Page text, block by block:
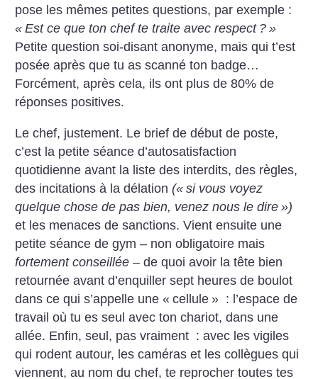
pose les mêmes petites questions, par exemple :
« Est ce que ton chef te traite avec respect ? »
Petite question soi-­disant anonyme, mais qui t’est
posée après que tu as scanné ton badge…
Forcément, après cela, ils ont plus de 80% de
réponses positives.
Le chef, justement. Le brief de début de poste,
c’est la petite séance d’autosatisfaction
quotidienne avant la liste des interdits, des règles,
des incitations à la délation(« si vous voyez
quelque chose de pas bien, venez nous le dire »)
et les menaces de sanctions. Vient ensuite une
petite séance de gym – non obligatoire mais
fortement conseillée – de quoi avoir la tête bien
retournée avant d’enquiller sept heures de boulot
dans ce qui s’appelle une « cellule » : l’espace de
travail où tu es seul avec ton chariot, dans une
allée. Enfin, seul, pas vraiment : avec les vigiles
qui rodent autour, les caméras et les collègues qui
viennent, au nom du chef, te reprocher toutes tes